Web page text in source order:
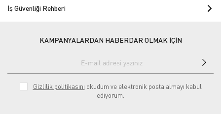
İş Güvenliği Rehberi
KAMPANYALARDAN HABERDAR OLMAK İÇİN
Gizlilik politikasını okudum ve elektronik posta almayı kabul
ediyorum.